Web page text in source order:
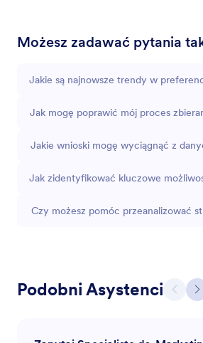
Możesz zadawać pytania
Jakie są najnowsze trendy w
Jak mogę poprawić mój proces
Jakie wnioski mogę wyciągnąć z
Jak zidentyfikować kluczowe
Czy możesz pomóc przeanalizować
Podobni Asystenci